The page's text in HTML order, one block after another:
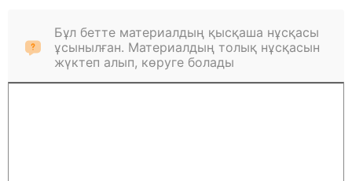
Бұл бетте материалдың қысқаша нұсқасы
ұсынылған. Материалдың толық нұсқасын
жүктеп алып, көруге болады